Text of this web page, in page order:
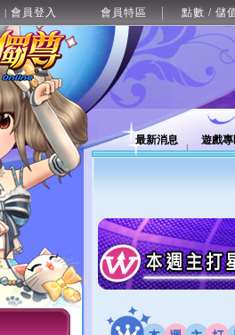
| 會員登入 會員特區 點數 / 儲
最新消息 遊戲